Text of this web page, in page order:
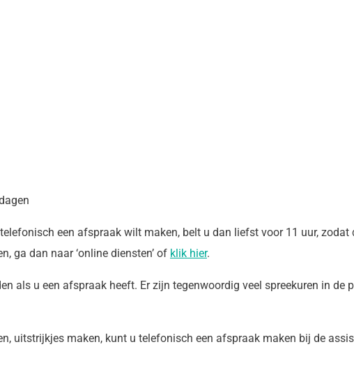
een afspraak wilt maken, belt u dan liefst voor 11 uur, zodat
ga dan naar ‘online diensten’ of klik hier.
als u een afspraak heeft. Er zijn tegenwoordig veel spreekuren in de
uitstrijkjes maken, kunt u telefonisch een afspraak maken bij de